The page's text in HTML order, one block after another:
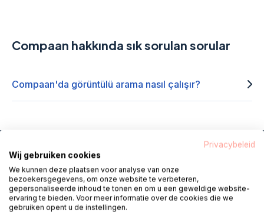
Compaan hakkında sık sorulan sorular
Compaan'da görüntülü arama nasıl çalışır?
Yardım Masası Dijital Bakım,
uzaktan bakımı daha da
yakınlaştırıyor
Privacybeleid
Wij gebruiken cookies
We kunnen deze plaatsen voor analyse van onze
bezoekersgegevens, om onze website te verbeteren,
gepersonaliseerde inhoud te tonen en om u een geweldige website-
ervaring te bieden. Voor meer informatie over de cookies die we
gebruiken opent u de instellingen.